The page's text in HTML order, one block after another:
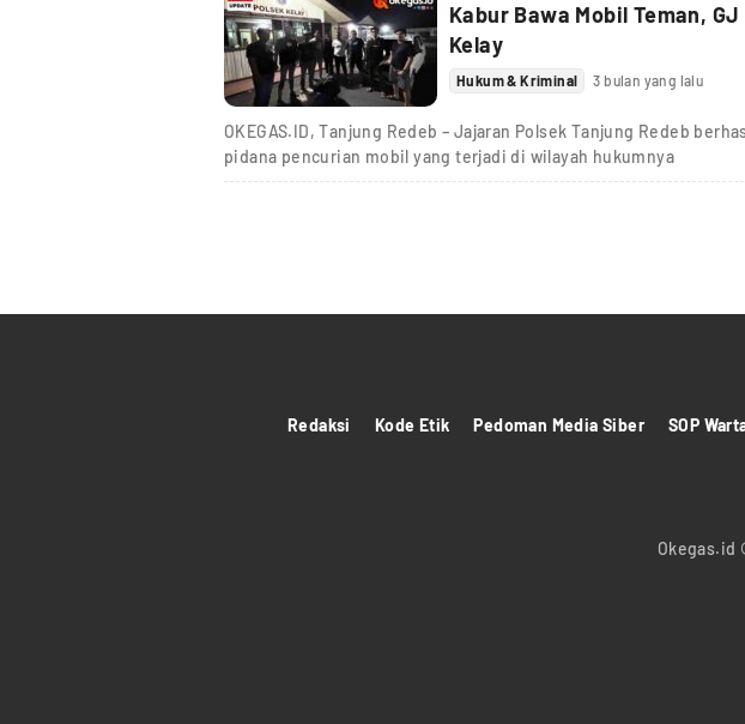
Kabur Bawa Mobil Teman,
Kelay
Hukum & Kriminal 3 bulan yang lalu
OKEGAS.ID, Tanjung Redeb – Jajaran Polsek Tanjung Redeb
pidana pencurian mobil yang terjadi di wilayah hukumnya
Redaksi Kode Etik Pedoman Media Siber SOP
Okegas.id